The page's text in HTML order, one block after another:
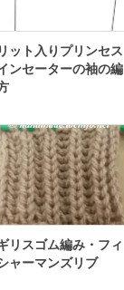
ット入りプリンセス
ンセーターの袖の編
リスゴム編み・フィ
ャーマンズリブ